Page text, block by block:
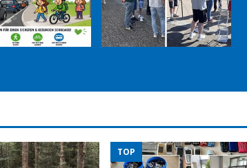
TOP